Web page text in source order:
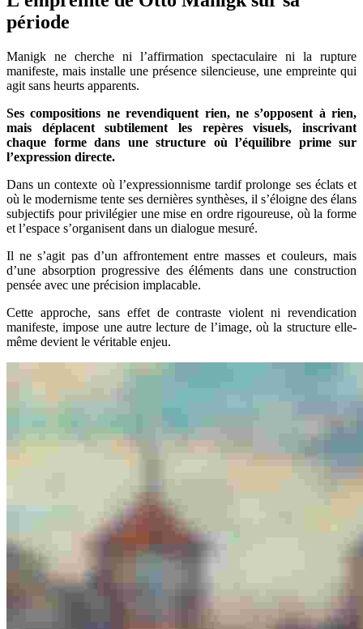
période
Manigk ne cherche ni l’affirmation spectaculaire ni la rupture
manifeste, mais installe une présence silencieuse, une empreinte qui
agit sans heurts apparents.
Ses compositions ne revendiquent rien, ne s’opposent à rien,
mais déplacent subtilement les repères visuels, inscrivant
chaque forme dans une structure où l’équilibre prime sur
l’expression directe.
Dans un contexte où l’expressionnisme tardif prolonge ses éclats et
où le modernisme tente ses dernières synthèses, il s’éloigne des élans
subjectifs pour privilégier une mise en ordre rigoureuse, où la forme
et l’espace s’organisent dans un dialogue mesuré.
Il ne s’agit pas d’un affrontement entre masses et couleurs, mais
d’une absorption progressive des éléments dans une construction
pensée avec une précision implacable.
Cette approche, sans effet de contraste violent ni revendication
manifeste, impose une autre lecture de l’image, où la structure elle-
même devient le véritable enjeu.